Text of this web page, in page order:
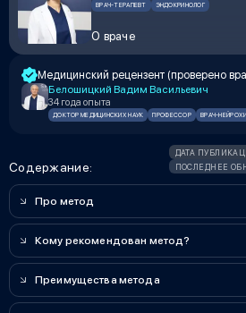
ВРАЧ-ТЕРАПЕВТ ЭНДОКРИНОЛОГ
О враче
Медицинский рецензент (проверено
Белошицкий Вадим Васильевич
34 года опыта
ДОКТОР МЕДИЦИНСКИХ НАУК ПРОФЕССОР ВРАЧ-
Содержание:
ДАТА
ПОСЛЕДНЕЕ
Про метод
Кому рекомендован метод?
Преимущества метода